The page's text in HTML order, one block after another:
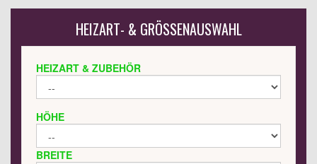
HEIZART- & GRÖSSENAUSWAHL
HEIZART & ZUBEHÖR
HÖHE
BREITE